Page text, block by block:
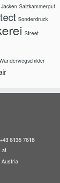
Salzkammergut
Sonderdruck
Street
6135 7618